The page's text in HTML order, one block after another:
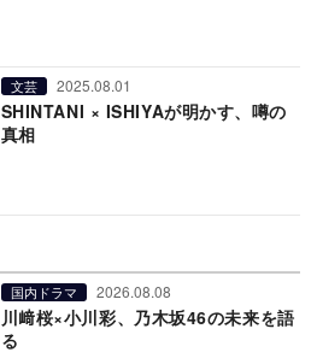
文芸 2025.08.01
SHINTANI × ISHIYAが明かす、噂の
真相
国内ドラマ 2026.08.08
川﨑桜×小川彩、乃木坂46の未来を語
る